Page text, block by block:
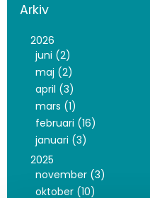
Arkiv
2026
juni (2)
maj (2)
april (3)
mars (1)
februari (16)
januari (3)
2025
november (3)
oktober (10)